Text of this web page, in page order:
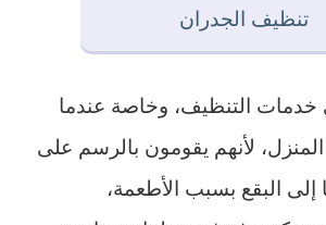
تنظيف الجدران
خدمات التنظيف، وخاصة عندما
لأنهم يقومون بالرسم على
إلى البقع بسبب الأطعمة،